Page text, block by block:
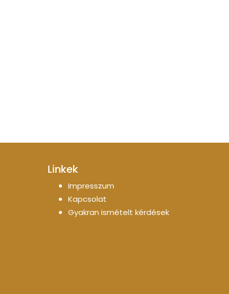
Linkek
Impresszum
Kapcsolat
Gyakran ismételt kérdések